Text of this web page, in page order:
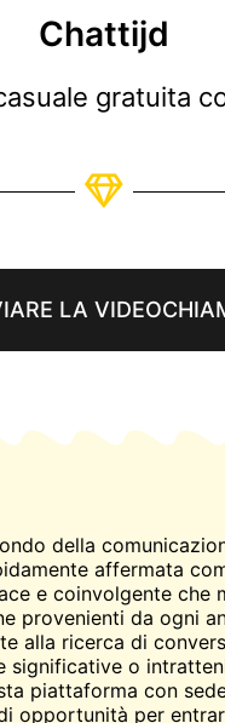
Chattijd
gratuita
LA
della
affermata
e coinvolgente che
provenienti da ogni
alla ricerca di
significative o
piattaforma con
opportunità per